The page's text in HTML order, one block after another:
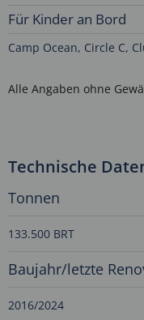
Für Kinder an Bord
Camp Ocean, Circle C,
Alle Angaben ohne
Technische
Tonnen
133.500 BRT
Baujahr/letzte
2016/2024